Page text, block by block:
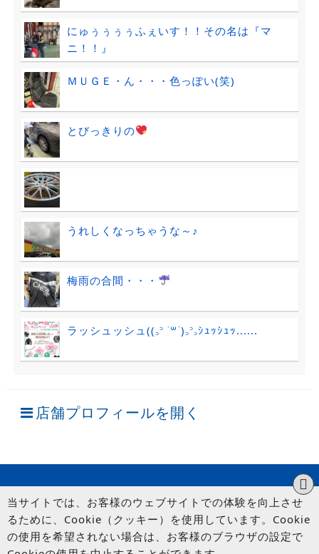
にゅぅぅぅぅふぇいす！！その名は『マ
ニ！！』
ＭＵＧＥ・ん・・・色っぽい(笑)
とびっきりの
うれしくなっちゃうな～♪
梅雨の合間・・・
ラッシュッシュ((꜆꜄ ˙꒳˙)꜆꜄꜆ｼｭｯｼｭｯ......
店舗プロフィールを開く
当サイトでは、お客様のウェブサイトでの体験を向上させ
るために、Cookie（クッキー）を使用しています。Cookie
の使用を希望されない場合は、お客様のブラウザの設定で